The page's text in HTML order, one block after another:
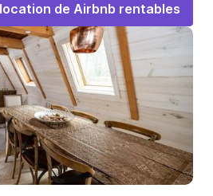
de Airbnb rentables